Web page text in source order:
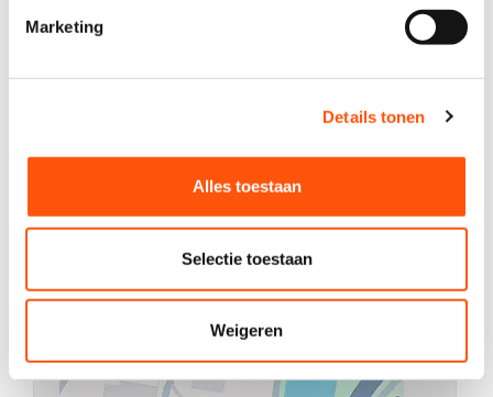
Marketing
Details tonen
Alles toestaan
Selectie toestaan
Weigeren
072 20 29 056